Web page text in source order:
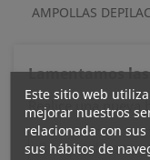
AMPOLLAS
Lamentamos
Realice una nueva
Este sitio web
mejorar nuestros
relacionada con
sus hábitos de